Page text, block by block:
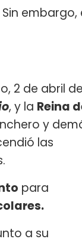
embargo,
2 de abril de
, y la Reina
y
las
para
a su